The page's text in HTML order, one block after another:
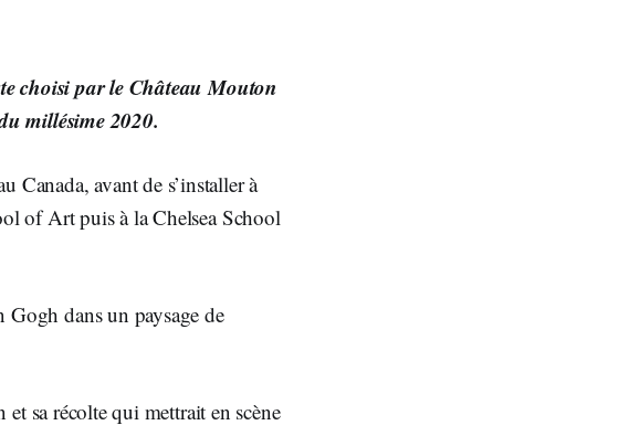
choisi par le Château Mouton
millésime 2020.
avant de s’installer à
of Art puis à la Chelsea School
Gogh dans un paysage de
sa récolte qui mettrait en scène